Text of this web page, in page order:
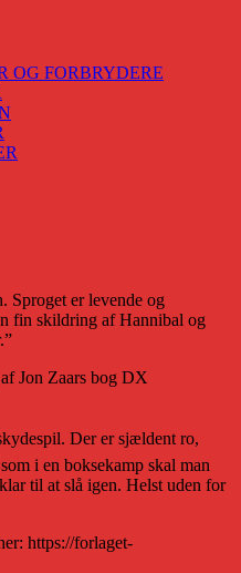
OG FORBRYDERE
Sproget er levende og
fin skildring af Hannibal og
Jon Zaars bog DX
Der er sjældent ro,
i en boksekamp skal man
til at slå igen. Helst uden for
https://forlaget-